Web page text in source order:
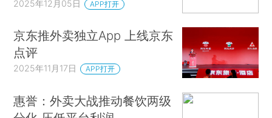
2025年12月05日 APP打开
京东推外卖独立App 上线京东
点评
2025年11月17日 APP打开
惠誉：外卖大战推动餐饮两级